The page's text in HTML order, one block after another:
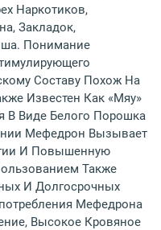
Наркотиков,
Закладок,
Понимание
Составу Похож На
Известен Как «мяу»
В Виде Белого Порошка
Мефедрон Вызывает
И Повышенную
Также
И Долгосрочных
Мефедрона
Высокое Кровяное